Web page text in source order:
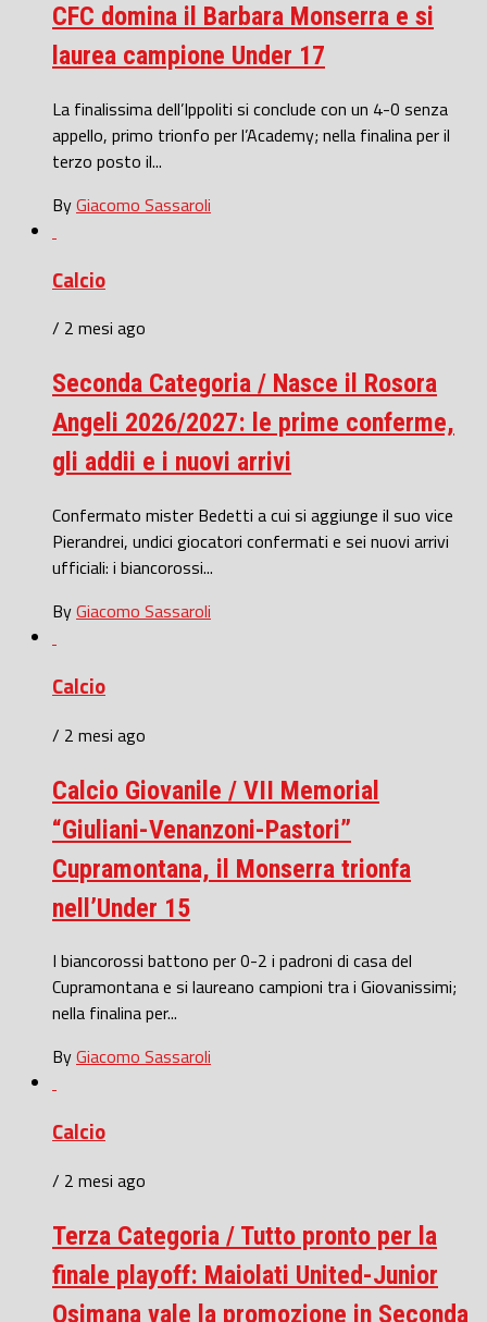
CFC domina il Barbara Monserra e si
laurea campione Under 17
La finalissima dell’Ippoliti si conclude con un 4-0 senza
appello, primo trionfo per l’Academy; nella finalina per il
terzo posto il...
ByGiacomo Sassaroli
Calcio
/ 2 mesi ago
Seconda Categoria / Nasce il Rosora
Angeli 2026/2027: le prime conferme,
gli addii e i nuovi arrivi
Confermato mister Bedetti a cui si aggiunge il suo vice
Pierandrei, undici giocatori confermati e sei nuovi arrivi
ufficiali: i biancorossi...
ByGiacomo Sassaroli
Calcio
/ 2 mesi ago
Calcio Giovanile / VII Memorial
“Giuliani-Venanzoni-Pastori”
Cupramontana, il Monserra trionfa
nell’Under 15
I biancorossi battono per 0-2 i padroni di casa del
Cupramontana e si laureano campioni tra i Giovanissimi;
nella finalina per...
ByGiacomo Sassaroli
Calcio
/ 2 mesi ago
Terza Categoria / Tutto pronto per la
finale playoff: Maiolati United-Junior
Osimana vale la promozione in Seconda